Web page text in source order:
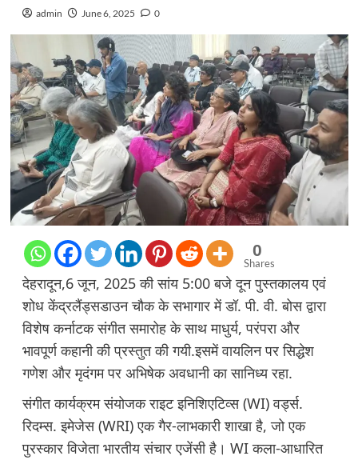
admin June 6, 2025 0
0
Shares
देहरादून,6 जून, 2025 की सांय 5:00 बजे दून पुस्तकालय एवं
शोध केंद्रलैंड्सडाउन चौक के सभागार में डॉ. पी. वी. बोस द्वारा
विशेष कर्नाटक संगीत समारोह के साथ माधुर्य, परंपरा और
भावपूर्ण कहानी की प्रस्तुत की गयी.इसमें वायलिन पर सिद्धेश
गणेश और मृदंगम पर अभिषेक अवधानी का सानिध्य रहा.
संगीत कार्यक्रम संयोजक राइट इनिशिएटिव्स (WI) वर्ड्स.
रिदम्स. इमेजेस (WRI) एक गैर-लाभकारी शाखा है, जो एक
पुरस्कार विजेता भारतीय संचार एजेंसी है। WI कला-आधारित